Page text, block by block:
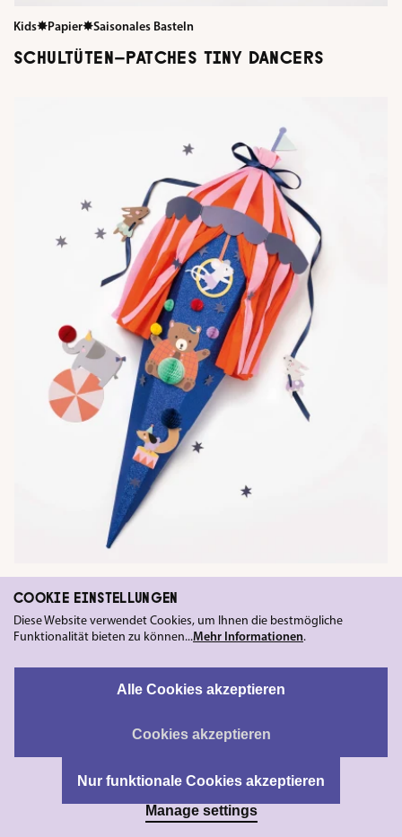
Kids✸Papier✸Saisonales Basteln
SCHULTÜTEN-PATCHES TINY DANCERS
SCHULTÜTEN-PATCHES CIRCUS
COOKIE EINSTELLUNGEN
Diese Website verwendet Cookies, um Ihnen die bestmögliche
Funktionalität bieten zu können...Mehr Informationen.
Manage settings
Nur funktionale Cookies akzeptieren
Cookies akzeptieren
Alle Cookies akzeptieren